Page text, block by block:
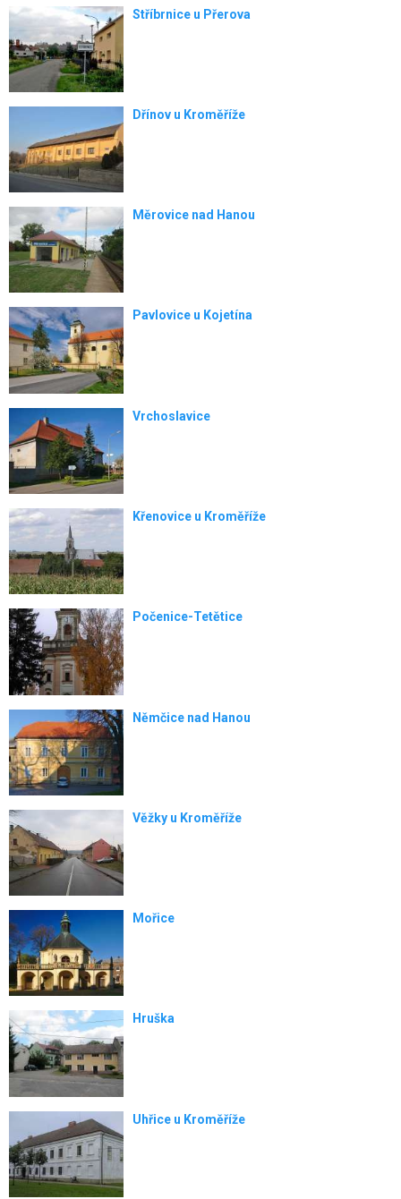
Stříbrnice u Přerova
Dřínov u Kroměříže
Měrovice nad Hanou
Pavlovice u Kojetína
Vrchoslavice
Křenovice u Kroměříže
Počenice-Tetětice
Němčice nad Hanou
Věžky u Kroměříže
Mořice
Hruška
Uhřice u Kroměříže